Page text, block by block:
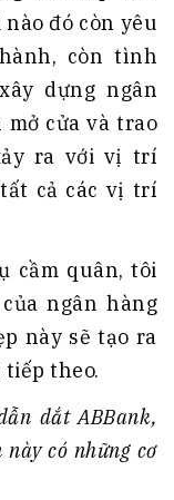
đó còn yêu
còn tình
dựng ngân
cửa và trao
ra với vị trí
cả các vị trí
cầm quân, tôi
ngân hàng
này sẽ tạo ra
theo.
dắt ABBank,
có những cơ